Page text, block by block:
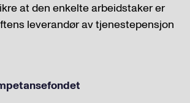
at den enkelte arbeidstaker er
leverandør av tjenestepensjon